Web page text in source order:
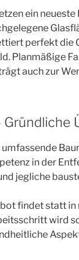
ein
perfekt die
Planmäßige
auch zur
umfassende
in der
jegliche
findet statt
wird